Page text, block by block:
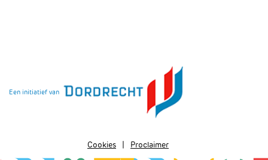
Een initiatief van
Cookies Proclaimer